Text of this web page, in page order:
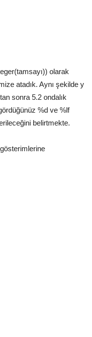
olarak
atadık. Aynı şekilde y
sonra 5.2 ondalık
%d ve %lf
belirtmekte.